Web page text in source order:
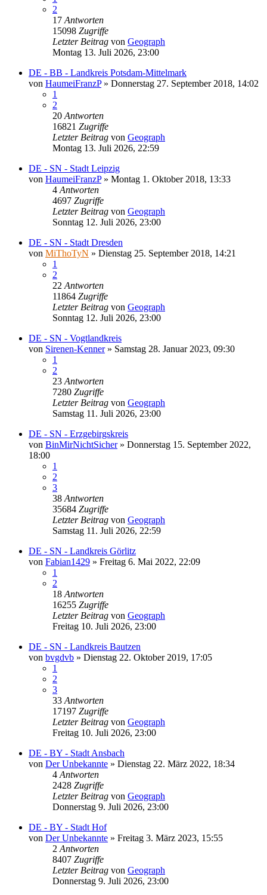
2
17 Antworten
15098 Zugriffe
Letzter Beitrag von Geograph
Montag 13. Juli 2026, 23:00
DE - BB - Landkreis Potsdam-Mittelmark
von HaumeiFranzP» Donnerstag 27. September 2018, 14:02
1
2
20 Antworten
16821 Zugriffe
Letzter Beitrag von Geograph
Montag 13. Juli 2026, 22:59
DE - SN - Stadt Leipzig
von HaumeiFranzP» Montag 1. Oktober 2018, 13:33
4 Antworten
4697 Zugriffe
Letzter Beitrag von Geograph
Sonntag 12. Juli 2026, 23:00
DE - SN - Stadt Dresden
von MiThoTyN » Dienstag 25. September 2018, 14:21
1
2
22 Antworten
11864 Zugriffe
Letzter Beitrag von Geograph
Sonntag 12. Juli 2026, 23:00
DE - SN - Vogtlandkreis
von Sirenen-Kenner» Samstag 28. Januar 2023, 09:30
1
2
23 Antworten
7280 Zugriffe
Letzter Beitrag von Geograph
Samstag 11. Juli 2026, 23:00
DE - SN - Erzgebirgskreis
von BinMirNichtSicher» Donnerstag 15. September 2022,
18:00
1
2
3
38 Antworten
35684 Zugriffe
Letzter Beitrag von Geograph
Samstag 11. Juli 2026, 22:59
DE - SN - Landkreis Görlitz
von Fabian1429 » Freitag 6. Mai 2022, 22:09
1
2
18 Antworten
16255 Zugriffe
Letzter Beitrag von Geograph
Freitag 10. Juli 2026, 23:00
DE - SN - Landkreis Bautzen
von bvgdvb » Dienstag 22. Oktober 2019, 17:05
1
2
3
33 Antworten
17197 Zugriffe
Letzter Beitrag von Geograph
Freitag 10. Juli 2026, 23:00
DE - BY - Stadt Ansbach
von Der Unbekannte » Dienstag 22. März 2022, 18:34
4 Antworten
2428 Zugriffe
Letzter Beitrag von Geograph
Donnerstag 9. Juli 2026, 23:00
DE - BY - Stadt Hof
von Der Unbekannte » Freitag 3. März 2023, 15:55
2 Antworten
8407 Zugriffe
Letzter Beitrag von Geograph
Donnerstag 9. Juli 2026, 23:00